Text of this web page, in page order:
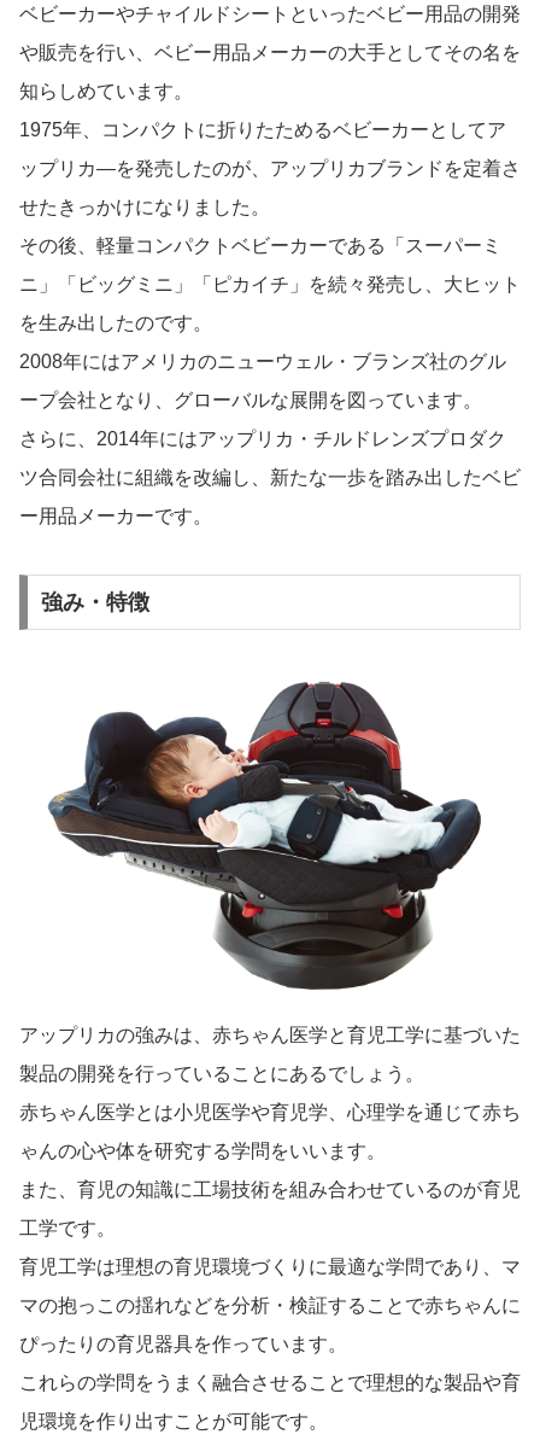
ベビーカーやチャイルドシートといったベビー用品の開発
や販売を行い、ベビー用品メーカーの大手としてその名を
知らしめています。
1975年、コンパクトに折りたためるベビーカーとしてア
ップリカ―を発売したのが、アップリカブランドを定着さ
せたきっかけになりました。
その後、軽量コンパクトベビーカーである「スーパーミ
ニ」「ビッグミニ」「ピカイチ」を続々発売し、大ヒット
を生み出したのです。
2008年にはアメリカのニューウェル・ブランズ社のグル
ープ会社となり、グローバルな展開を図っています。
さらに、2014年にはアップリカ・チルドレンズプロダク
ツ合同会社に組織を改編し、新たな一歩を踏み出したベビ
ー用品メーカーです。
強み・特徴
アップリカの強みは、赤ちゃん医学と育児工学に基づいた
製品の開発を行っていることにあるでしょう。
赤ちゃん医学とは小児医学や育児学、心理学を通じて赤ち
ゃんの心や体を研究する学問をいいます。
また、育児の知識に工場技術を組み合わせているのが育児
工学です。
育児工学は理想の育児環境づくりに最適な学問であり、マ
マの抱っこの揺れなどを分析・検証することで赤ちゃんに
ぴったりの育児器具を作っています。
これらの学問をうまく融合させることで理想的な製品や育
児環境を作り出すことが可能です。